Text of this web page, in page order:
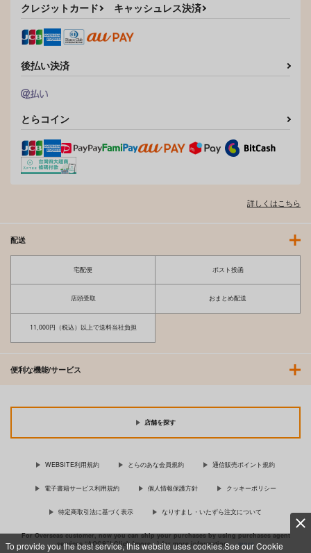
To provide you the best service, this website uses cookies.See our Cookie
クレジットカード キャッシュレス決済
後払い決済
とらコイン
詳しくはこちら
配送
宅配便 ポスト投函
店頭受取 おまとめ配送
11,000円（税込）以上で送料当社負担
便利な機能/サービス
店舗を探す
WEBSITE利用規約 とらのあな会員規約 通信販売ポイント規約
電子書籍サービス利用規約 個人情報保護方針 クッキーポリシー
特定商取引法に基づく表示 なりすまし・いたずら注文について
For Overseas customer, now you can ship your purchases by using purchases agent
services “AOCS”! Click {more…} for more information …more